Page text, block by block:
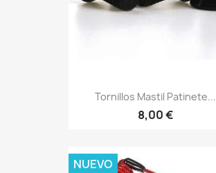
Tornillos Mastil Patinete...
8,00 €
NUEVO